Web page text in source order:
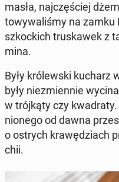
masła, naj­czę­ściej
to­wy­wa­li­śmy na zamku
szkoc­kich tru­ska­wek z
mi­na.
Były kró­lew­ski kucharz
były nie­zmien­nie
w trój­ką­ty czy
nio­ne­go od dawna
o ostrych kra­wę­dziach
chii.